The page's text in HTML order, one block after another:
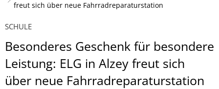
freut sich über neue Fahrradreparaturstation
SCHULE
Besonderes Geschenk für besondere
Leistung: ELG in Alzey freut sich
über neue Fahrradreparaturstation